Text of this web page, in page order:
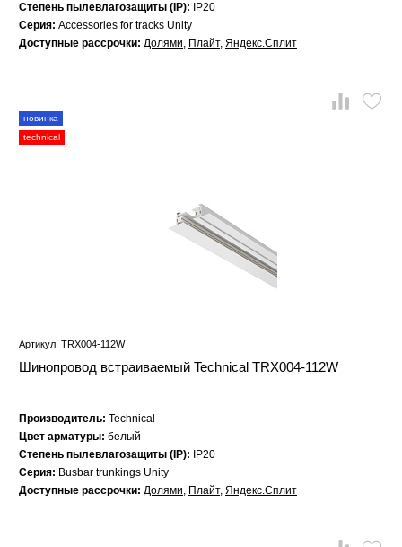
Степень пылевлагозащиты (IP):
IP20
Серия: Accessories for tracks Unity
Доступные рассрочки: Долями, Плайт, Яндекс.Сплит
новинка
technical
Артикул: TRX004-112W
Шинопровод встраиваемый Technical TRX004-112W
Производитель: Technical
Цвет арматуры: белый
Степень пылевлагозащиты (IP):
IP20
Серия: Busbar trunkings Unity
Доступные рассрочки: Долями, Плайт, Яндекс.Сплит